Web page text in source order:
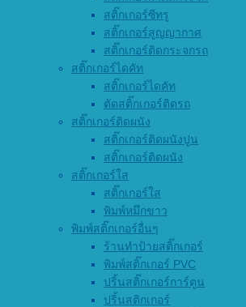
สติ๊กเกอร์ซีทรู
สติ๊กเกอร์สูญญากาศ
สติ๊กเกอร์ติดกระจกรถ
สติ๊กเกอร์ไดคัท
สติ๊กเกอร์ไดคัท
ตัดสติ๊กเกอร์ติดรถ
สติ๊กเกอร์ติดผนัง
สติ๊กเกอร์ติดผนังปูน
สติ๊กเกอร์ติดผนัง
สติ๊กเกอร์ใส
สติ๊กเกอร์ใส
พิมพ์หมึกขาว
พิมพ์สติ๊กเกอร์อื่นๆ
ร้านทำป้ายสติ๊กเกอร์
พิมพ์สติ๊กเกอร์ PVC
ปริ้นสติ๊กเกอร์การ์ตูน
ปริ้นสติกเกอร์